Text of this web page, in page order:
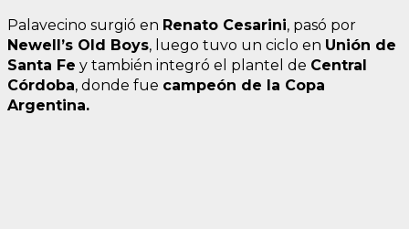
Palavecino surgió en Renato Cesarini, pasó por
Newell’s Old Boys, luego tuvo un ciclo en Unión de
Santa Fe y también integró el plantel de Central
Córdoba, donde fue campeón de la Copa
Argentina.